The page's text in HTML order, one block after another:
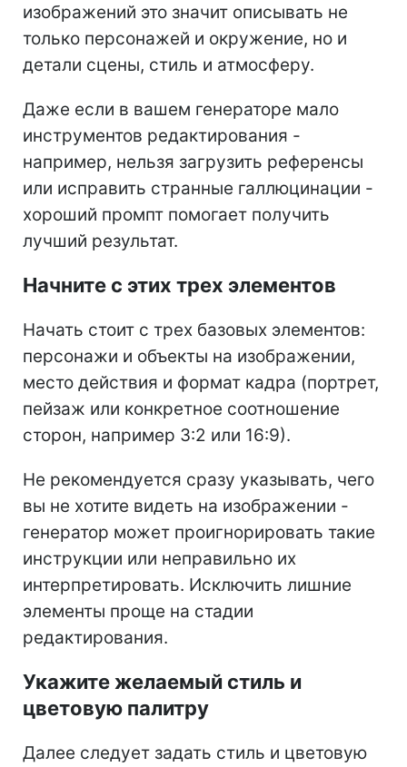
изображений это значит описывать не
только персонажей и окружение, но и
детали сцены, стиль и атмосферу.
Даже если в вашем генераторе мало
инструментов редактирования -
например, нельзя загрузить референсы
или исправить странные галлюцинации -
хороший промпт помогает получить
лучший результат.
Начните с этих трех элементов
Начать стоит с трех базовых элементов:
персонажи и объекты на изображении,
место действия и формат кадра (портрет,
пейзаж или конкретное соотношение
сторон, например 3:2 или 16:9).
Не рекомендуется сразу указывать, чего
вы не хотите видеть на изображении -
генератор может проигнорировать такие
инструкции или неправильно их
интерпретировать. Исключить лишние
элементы проще на стадии
редактирования.
Укажите желаемый стиль и
цветовую палитру
Далее следует задать стиль и цветовую